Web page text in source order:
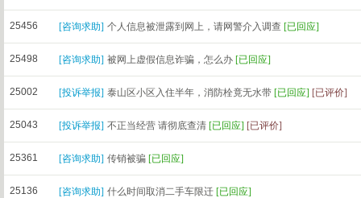
25456 [咨询求助] 个人信息被泄露到网上，请网警介入调查 [已回应]
25498 [咨询求助] 被网上虚假信息诈骗，怎么办 [已回应]
25002 [投诉举报] 泰山区小区入住半年，消防栓竟无水带 [已回应] [已评价]
25043 [投诉举报] 不正当经营 请彻底查清 [已回应] [已评价]
25361 [咨询求助] 传销被骗 [已回应]
25136 [咨询求助] 什么时间取消二手车限迁 [已回应]